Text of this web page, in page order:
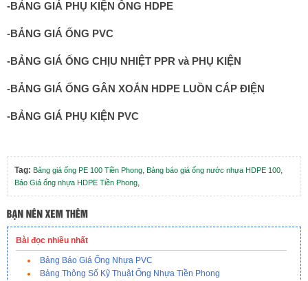
-BẢNG GIÁ PHỤ KIỆN ỐNG HDPE
-BẢNG GIÁ ỐNG PVC
-BẢNG GIÁ ỐNG CHỊU NHIỆT PPR và PHỤ KIỆN
-BẢNG GIÁ ỐNG GÂN XOẮN HDPE LUỒN CÁP ĐIỆN
-BẢNG GIÁ PHỤ KIỆN PVC
Tag: Bảng giá ống PE 100 Tiền Phong, Bảng báo giá ống nước nhựa HDPE 100,
Báo Giá ống nhựa HDPE Tiền Phong,
Bài đọc nhiều nhất
Bảng Báo Giá Ống Nhựa PVC
Bảng Thông Số Kỹ Thuật Ống Nhựa Tiền Phong